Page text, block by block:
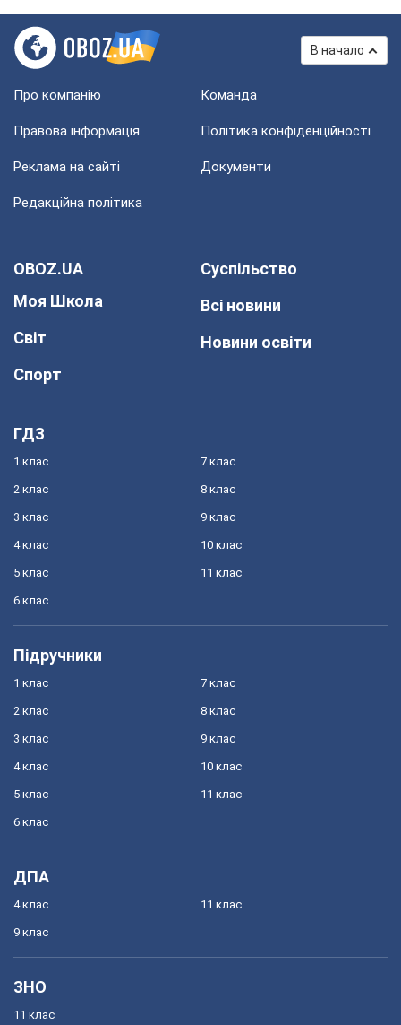
В начало
Про компанію Команда
Правова інформація Політика конфіденційності
Реклама на сайті Документи
Редакційна політика
OBOZ.UA
Моя Школа
Світ
Спорт
Суспільство
Всі новини
Новини освіти
ГДЗ
1 клас
2 клас
3 клас
4 клас
5 клас
6 клас
7 клас
8 клас
9 клас
10 клас
11 клас
Підручники
1 клас
2 клас
3 клас
4 клас
5 клас
6 клас
7 клас
8 клас
9 клас
10 клас
11 клас
ДПА
4 клас
9 клас
11 клас
ЗНО
11 клас